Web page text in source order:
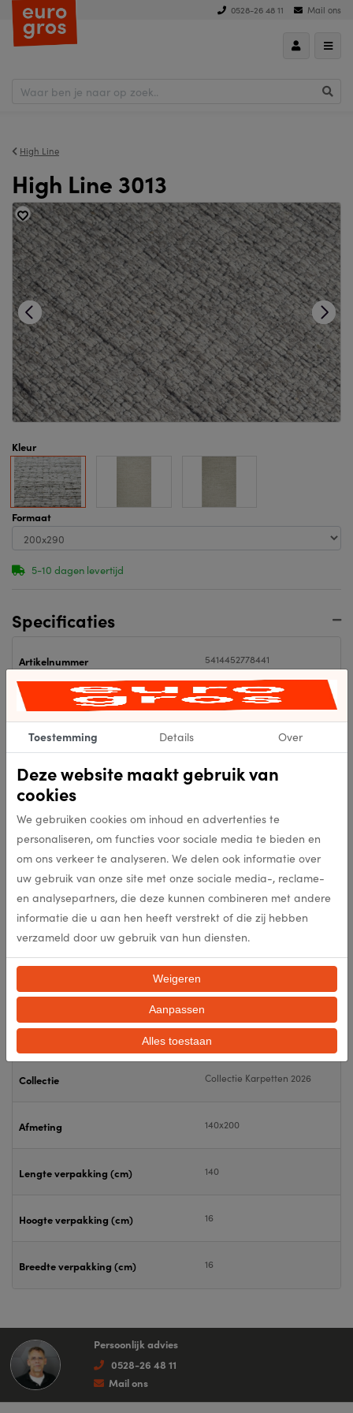
0528-26 48 11 Mail ons
High Line
High Line 3013
Kleur
Formaat
5-10 dagen levertijd
Specificaties
Artikelnummer 5414452778441
EAN 5414452778441
Kleur 3013
Punten per m2
Poolhoogte (mm) Flatweave
Poolgewicht (gr/m2) Flatweave
Totaal gewicht per m2 (gr/m2 1640g/m2
Antislip nee
Collectie Collectie Karpetten 2026
Afmeting 140x200
Lengte verpakking (cm) 140
Hoogte verpakking (cm) 16
Breedte verpakking (cm) 16
Persoonlijk advies
0528-26 48 11
Mail ons
Toestemming Details Over
Deze website maakt gebruik van
cookies
We gebruiken cookies om inhoud en advertenties te
personaliseren, om functies voor sociale media te bieden en
om ons verkeer te analyseren. We delen ook informatie over
uw gebruik van onze site met onze sociale media-, reclame-
en analysepartners, die deze kunnen combineren met andere
informatie die u aan hen heeft verstrekt of die zij hebben
verzameld door uw gebruik van hun diensten.
Weigeren
Aanpassen
Alles toestaan